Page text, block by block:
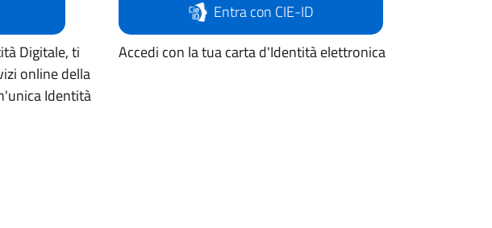
Digitale, ti
online della
Identità
Entra con CIE-ID
Accedi con la tua carta d'Identità elettronica